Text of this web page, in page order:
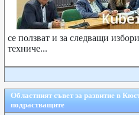
се ползват и за следващи
техниче...
Областният съвет за развитие в
подрастващите